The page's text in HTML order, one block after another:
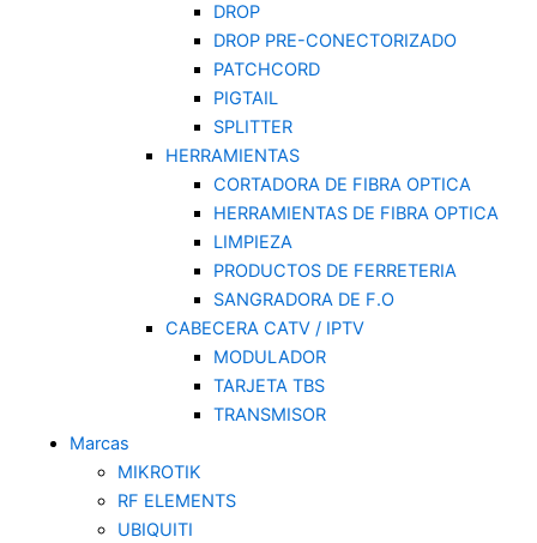
DROP
DROP PRE-CONECTORIZADO
PATCHCORD
PIGTAIL
SPLITTER
HERRAMIENTAS
CORTADORA DE FIBRA OPTICA
HERRAMIENTAS DE FIBRA OPTICA
LIMPIEZA
PRODUCTOS DE FERRETERIA
SANGRADORA DE F.O
CABECERA CATV / IPTV
MODULADOR
TARJETA TBS
TRANSMISOR
Marcas
MIKROTIK
RF ELEMENTS
UBIQUITI